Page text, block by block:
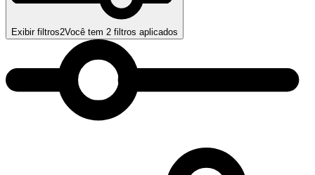
Exibir filtros2Você tem 2 filtros aplicados